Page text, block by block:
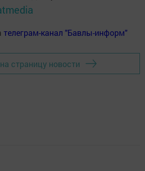
телеграм-канал "Бавлы-информ"
страницу новости